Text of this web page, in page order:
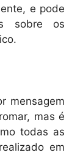
e pode
sobre os
mensagem
mas é
todas as
em